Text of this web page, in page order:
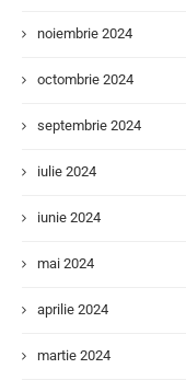
noiembrie 2024
octombrie 2024
septembrie 2024
iulie 2024
iunie 2024
mai 2024
aprilie 2024
martie 2024